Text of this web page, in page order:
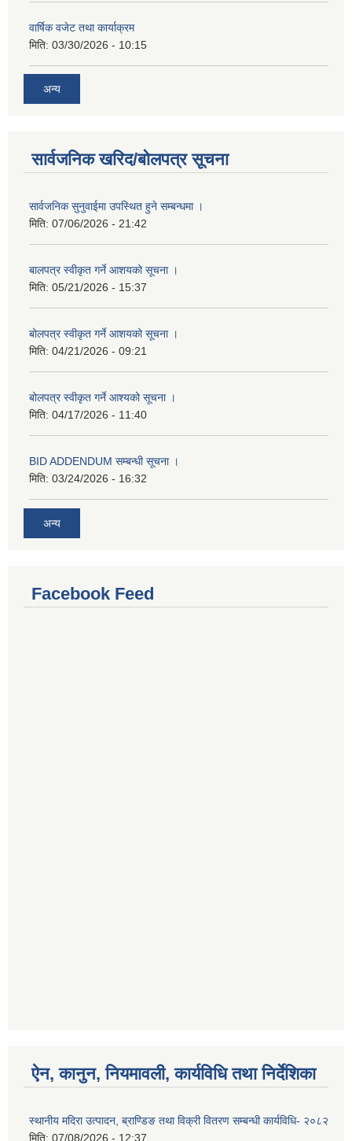
वार्षिक वजेट तथा कार्याक्रम
मिति: 03/30/2026 - 10:15
अन्य
सार्वजनिक खरिद/बोलपत्र सूचना
सार्वजनिक सुनुवाईमा उपस्थित हुने सम्बन्धमा ।
मिति: 07/06/2026 - 21:42
बालपत्र स्वीकृत गर्ने आशयको सूचना ।
मिति: 05/21/2026 - 15:37
बोलपत्र स्वीकृत गर्ने आशयको सूचना ।
मिति: 04/21/2026 - 09:21
बोलपत्र स्वीकृत गर्ने आश्यको सूचना ।
मिति: 04/17/2026 - 11:40
BID ADDENDUM सम्बन्धी सूचना ।
मिति: 03/24/2026 - 16:32
अन्य
Facebook Feed
ऐन, कानुन, नियमावली, कार्यविधि तथा निर्देशिका
स्थानीय मदिरा उत्पादन, ब्राण्डिङ तथा विक्री वितरण सम्बन्धी कार्यविधि- २०८२
मिति: 07/08/2026 - 12:37